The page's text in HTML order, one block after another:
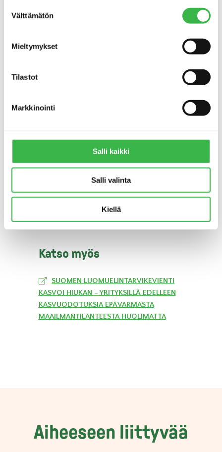
valinta
Välttämätön
Mieltymykset
Tilastot
Markkinointi
Salli kaikki
Salli valinta
Kiellä
Tiedostot
SUOMEN LUOMUELINTARVIKKEIDEN
livsmedelsprodukter 2022
Luomuelintarvikkeiden
Luomuelintarvikkeiden
Katso myös
SUOMEN LUOMUELINTARVIKEVIENTI
KASVOI HIUKAN – YRITYKSILLÄ EDELLEEN
KASVUODOTUKSIA EPÄVARMASTA
MAAILMANTILANTEESTA HUOLIMATTA
Aiheeseen liittyvää